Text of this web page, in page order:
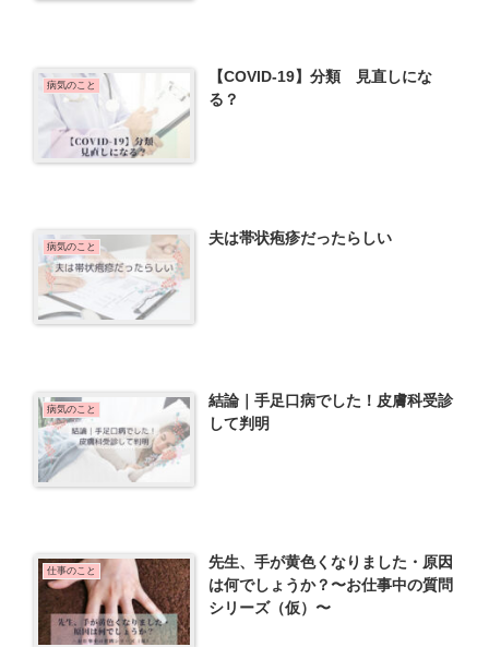
病気のこと
【COVID-19】分類 見直しにな
る？
病気のこと 夫は帯状疱疹だったらしい
病気のこと
結論｜手足口病でした！皮膚科受診
して判明
仕事のこと
先生、手が黄色くなりました・原因
は何でしょうか？〜お仕事中の質問
シリーズ（仮）〜